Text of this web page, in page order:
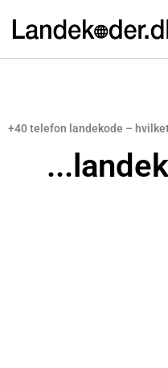
indholdet
+40 telefon landekode –